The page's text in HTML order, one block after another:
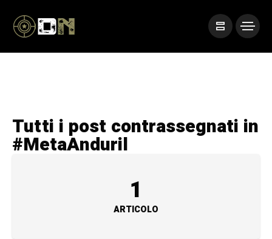
Tutti i post contrassegnati in
#MetaAnduril
1
ARTICOLO